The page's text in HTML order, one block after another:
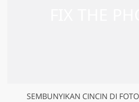
SEMBUNYIKAN CINCIN DI